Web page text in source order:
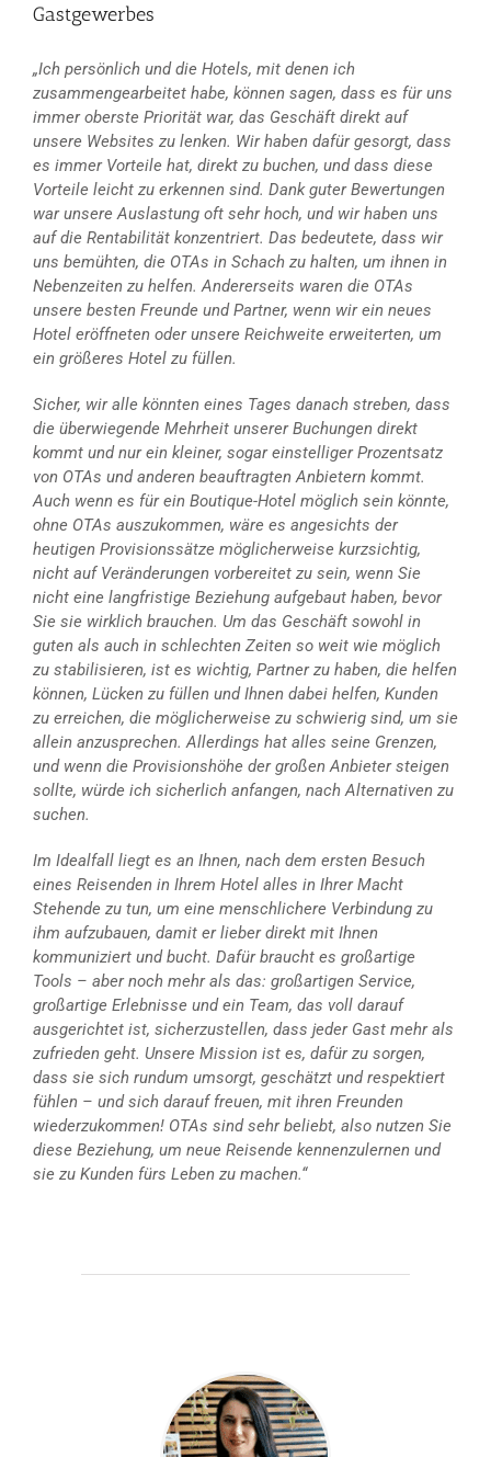
Gastgewerbes
„Ich persönlich und die Hotels, mit denen ich
zusammengearbeitet habe, können sagen, dass es für uns
immer oberste Priorität war, das Geschäft direkt auf
unsere Websites zu lenken. Wir haben dafür gesorgt, dass
es immer Vorteile hat, direkt zu buchen, und dass diese
Vorteile leicht zu erkennen sind. Dank guter Bewertungen
war unsere Auslastung oft sehr hoch, und wir haben uns
auf die Rentabilität konzentriert. Das bedeutete, dass wir
uns bemühten, die OTAs in Schach zu halten, um ihnen in
Nebenzeiten zu helfen. Andererseits waren die OTAs
unsere besten Freunde und Partner, wenn wir ein neues
Hotel eröffneten oder unsere Reichweite erweiterten, um
ein größeres Hotel zu füllen.
Sicher, wir alle könnten eines Tages danach streben, dass
die überwiegende Mehrheit unserer Buchungen direkt
kommt und nur ein kleiner, sogar einstelliger Prozentsatz
von OTAs und anderen beauftragten Anbietern kommt.
Auch wenn es für ein Boutique-Hotel möglich sein könnte,
ohne OTAs auszukommen, wäre es angesichts der
heutigen Provisionssätze möglicherweise kurzsichtig,
nicht auf Veränderungen vorbereitet zu sein, wenn Sie
nicht eine langfristige Beziehung aufgebaut haben, bevor
Sie sie wirklich brauchen. Um das Geschäft sowohl in
guten als auch in schlechten Zeiten so weit wie möglich
zu stabilisieren, ist es wichtig, Partner zu haben, die helfen
können, Lücken zu füllen und Ihnen dabei helfen, Kunden
zu erreichen, die möglicherweise zu schwierig sind, um sie
allein anzusprechen.Allerdings hat alles seine Grenzen,
und wenn die Provisionshöhe der großen Anbieter steigen
sollte, würde ich sicherlich anfangen, nach Alternativen zu
suchen.
Im Idealfall liegt es an Ihnen, nach dem ersten Besuch
eines Reisenden in Ihrem Hotel alles in Ihrer Macht
Stehende zu tun, um eine menschlichere Verbindung zu
ihm aufzubauen, damit er lieber direkt mit Ihnen
kommuniziert und bucht. Dafür braucht es großartige
Tools – aber noch mehr als das: großartigen Service,
großartige Erlebnisse und ein Team, das voll darauf
ausgerichtet ist, sicherzustellen, dass jeder Gast mehr als
zufrieden geht. Unsere Mission ist es, dafür zu sorgen,
dass sie sich rundum umsorgt, geschätzt und respektiert
fühlen – und sich darauf freuen, mit ihren Freunden
wiederzukommen! OTAs sind sehr beliebt, also nutzen Sie
diese Beziehung, um neue Reisende kennenzulernen und
sie zu Kunden fürs Leben zu machen.“